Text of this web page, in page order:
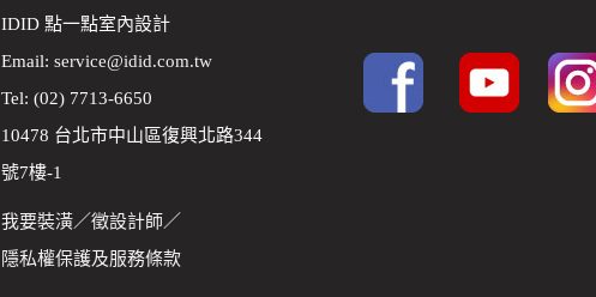
IDID 點一點室內設計
Email: service@idid.com.tw
Tel: (02) 7713-6650
10478 台北市中山區復興北路344
號7樓-1
我要裝潢／徵設計師／
隱私權保護及服務條款